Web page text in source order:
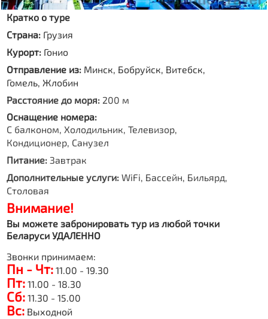
Кратко о туре
Страна: Грузия
Курорт: Гонио
Отправление из: Минск, Бобруйск, Витебск,
Гомель, Жлобин
Расстояние до моря: 200 м
Оснащение номера:
С балконом, Холодильник, Телевизор,
Кондиционер, Санузел
Питание: Завтрак
Дополнительные услуги: WiFi, Бассейн, Бильярд,
Столовая
Внимание!
Вы можете забронировать тур из любой точки
Беларуси УДАЛЕННО
Звонки принимаем:
Пн - Чт: 11.00 - 19.30
Пт: 11.00 - 18.30
Сб: 11.30 - 15.00
Вс: Выходной